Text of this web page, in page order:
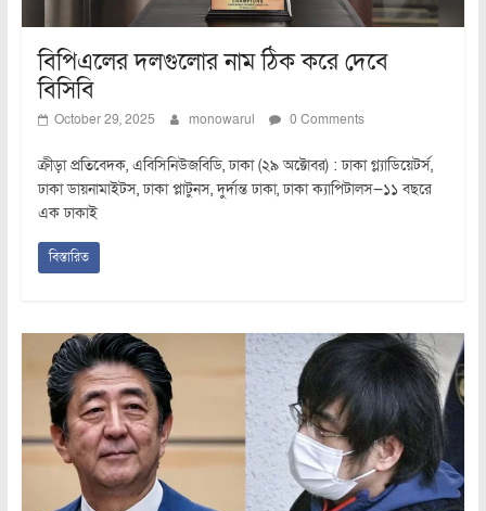
বিপিএলের দলগুলোর নাম ঠিক করে দেবে
বিসিবি
October 29, 2025 monowarul 0 Comments
ক্রীড়া প্রতিবেদক, এবিসিনিউজবিডি, ঢাকা (২৯ অক্টোবর) : ঢাকা গ্ল্যাডিয়েটর্স,
ঢাকা ডায়নামাইটস, ঢাকা প্লাটুনস, দুর্দান্ত ঢাকা, ঢাকা ক্যাপিটালস—১১ বছরে
এক ঢাকাই
বিস্তারিত